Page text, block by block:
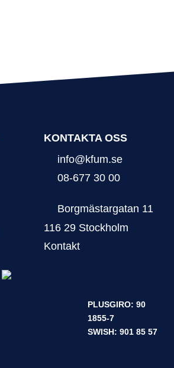
KONTAKTA OSS
info@kfum.se
08-677 30 00
Borgmästargatan 11
116 29 Stockholm
Kontakt
PLUSGIRO: 90
1855-7
SWISH: 901 85 57